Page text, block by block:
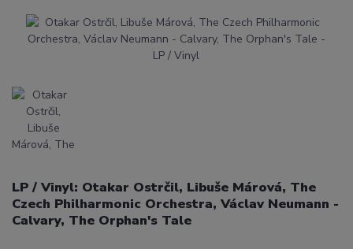
LP / Vinyl: Otakar Ostrčil, Libuše Márová, The
Czech Philharmonic Orchestra, Václav Neumann -
Calvary, The Orphan's Tale